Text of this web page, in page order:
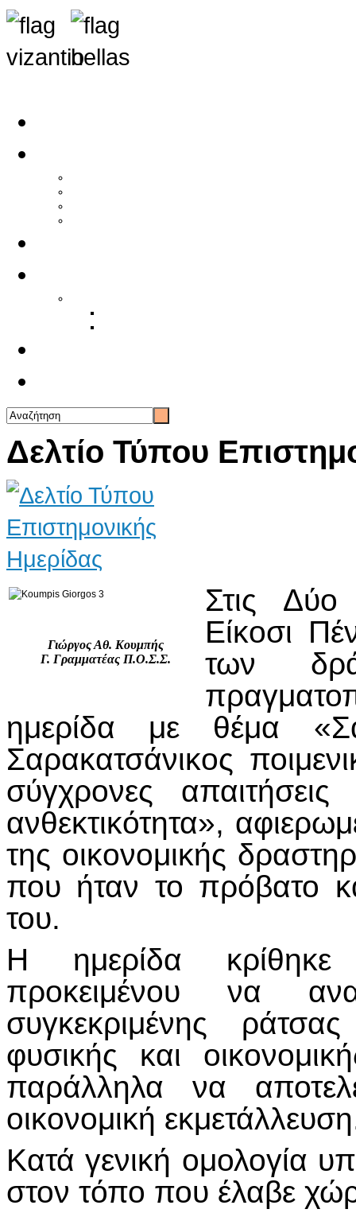
Δελτίο Τύπου
Γιώργος Αθ. Κουμπής
Γ. Γραμματέας Π.Ο.Σ.Σ.
Στις Δύο
Είκοσι
των
ημερίδα με θέμα
Σαρακατσάνικος
σύγχρονες
ανθεκτικότητα»,
της οικονομικής
που ήταν το πρόβατο
του.
Η ημερίδα
προκειμένου να
συγκεκριμένης
φυσικής και
παράλληλα να
οικονομική
Κατά γενική ομολογία
στον τόπο που έλαβε